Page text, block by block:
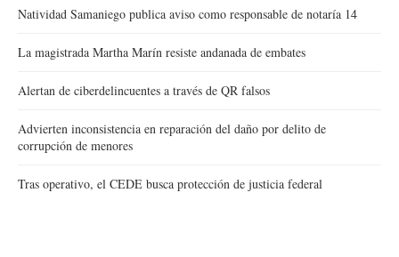
Natividad Samaniego publica aviso como responsable de notaría 14
La magistrada Martha Marín resiste andanada de embates
Alertan de ciberdelincuentes a través de QR falsos
Advierten inconsistencia en reparación del daño por delito de
corrupción de menores
Tras operativo, el CEDE busca protección de justicia federal